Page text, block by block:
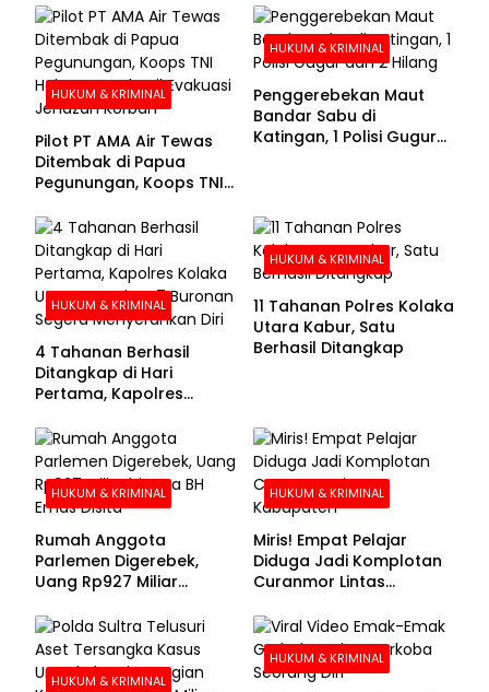
HUKUM & KRIMINAL
Pilot PT AMA Air Tewas
Ditembak di Papua
Pegunungan, Koops TNI
Evakuasi Jenazah
Korban
HUKUM & KRIMINAL
Penggerebekan Maut
Bandar Sabu di
Katingan, 1 Polisi Gugur
HUKUM & KRIMINAL
4 Tahanan Berhasil
Ditangkap di Hari
Pertama, Kapolres
Buronan Segera
Menyerahkan Diri
HUKUM & KRIMINAL
11 Tahanan Polres Kolaka
Utara Kabur, Satu
Berhasil Ditangkap
HUKUM & KRIMINAL
Rumah Anggota
Parlemen Digerebek,
Uang Rp927 Miliar
HUKUM & KRIMINAL
Miris! Empat Pelajar
Diduga Jadi Komplotan
Curanmor Lintas
HUKUM & KRIMINAL
HUKUM & KRIMINAL